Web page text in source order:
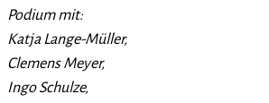
Podium mit:
Katja Lange-Müller,
Clemens Meyer,
Ingo Schulze,